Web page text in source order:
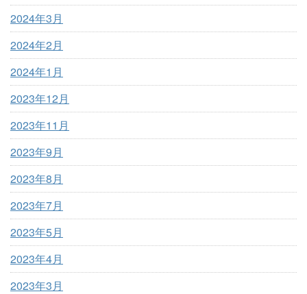
2024年3月
2024年2月
2024年1月
2023年12月
2023年11月
2023年9月
2023年8月
2023年7月
2023年5月
2023年4月
2023年3月